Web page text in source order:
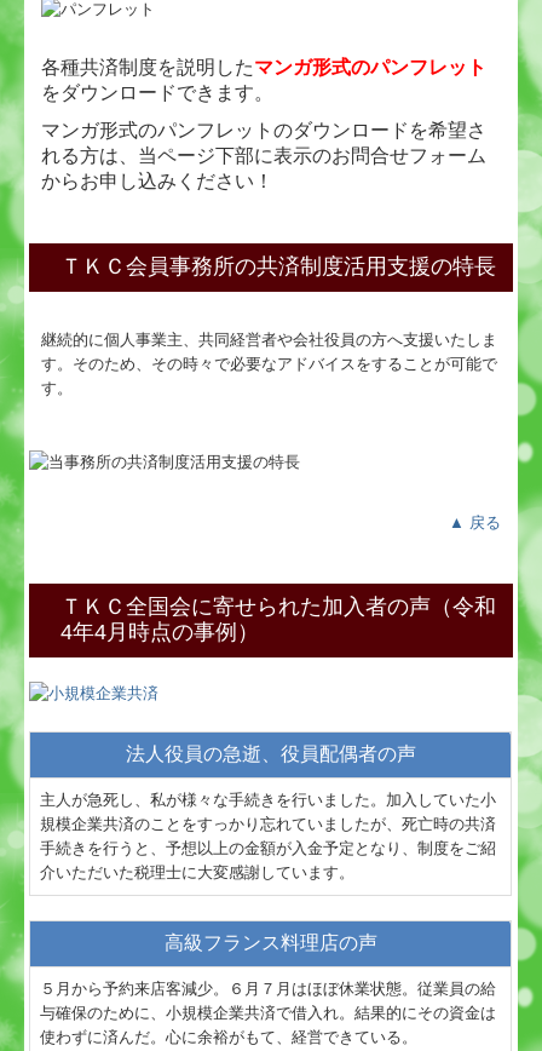
各種共済制度を説明したマンガ形式のパンフレット
をダウンロードできます。
マンガ形式のパンフレットのダウンロードを希望さ
れる方は、当ページ下部に表示のお問合せフォーム
からお申し込みください！
ＴＫＣ会員事務所の共済制度活用支援の特長
継続的に個人事業主、共同経営者や会社役員の方へ支援いたしま
す。そのため、その時々で必要なアドバイスをすることが可能で
す。
▲ 戻る
ＴＫＣ全国会に寄せられた加入者の声（令和
4年4月時点の事例）
法人役員の急逝、役員配偶者の声
主人が急死し、私が様々な手続きを行いました。加入していた小
規模企業共済のことをすっかり忘れていましたが、死亡時の共済
手続きを行うと、予想以上の金額が入金予定となり、制度をご紹
介いただいた税理士に大変感謝しています。
高級フランス料理店の声
５月から予約来店客減少。６月７月はほぼ休業状態。従業員の給
与確保のために、小規模企業共済で借入れ。結果的にその資金は
使わずに済んだ。心に余裕がもて、経営できている。